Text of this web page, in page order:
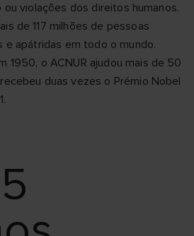
ou violações dos direitos humanos.
de 117 milhões de pessoas
e apátridas em todo o mundo.
1950, o ACNUR ajudou mais de 50
duas vezes o Prémio Nobel